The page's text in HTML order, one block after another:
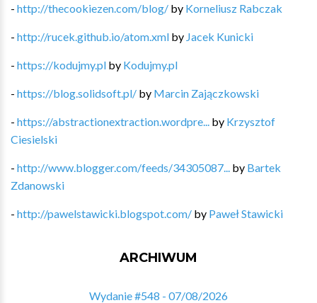
- http://thecookiezen.com/blog/ by Korneliusz Rabczak
- http://rucek.github.io/atom.xml by Jacek Kunicki
- https://kodujmy.pl by Kodujmy.pl
- https://blog.solidsoft.pl/ by Marcin Zajączkowski
- https://abstractionextraction.wordpre... by Krzysztof
Ciesielski
- http://www.blogger.com/feeds/34305087... by Bartek
Zdanowski
- http://pawelstawicki.blogspot.com/ by Paweł Stawicki
ARCHIWUM
Wydanie #548 - 07/08/2026